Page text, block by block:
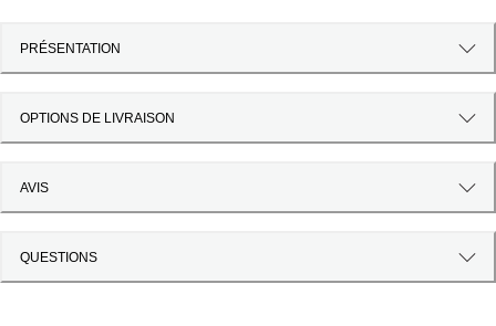
PRÉSENTATION
OPTIONS DE LIVRAISON
AVIS
QUESTIONS